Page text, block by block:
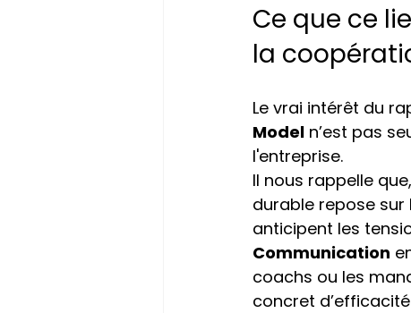
Ce que ce
la
Le vrai intérêt du
Model n’est pas
l'entreprise.
Il nous rappelle
durable repose
anticipent les
Communication
coachs ou les
concret